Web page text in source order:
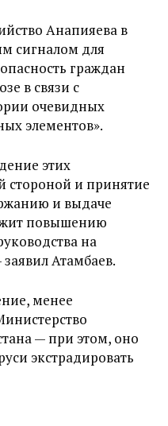
Анапияева в
сигналом для
граждан
в связи с
очевидных
элементов».
этих
стороной и принятие
и выдаче
повышению
на
Атамбаев.
менее
— при этом, оно
экстрадировать